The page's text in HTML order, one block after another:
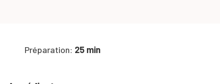
Préparation: 25 min